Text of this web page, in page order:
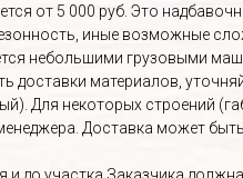
от 5 000 руб. Это
иные возможные
небольшими грузовыми
доставки материалов,
Для некоторых строений
Доставка может
до участка Заказчика